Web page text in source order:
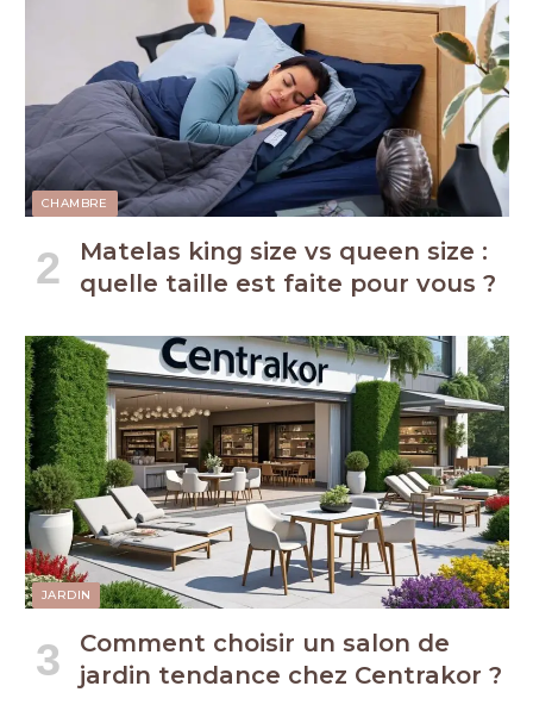
CHAMBRE
Matelas king size vs queen size :
quelle taille est faite pour vous ?
JARDIN
Comment choisir un salon de
jardin tendance chez Centrakor ?